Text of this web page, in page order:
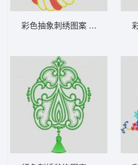
彩色抽象刺绣图案 植物花型